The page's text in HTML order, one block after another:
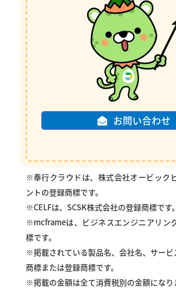
お問い合わせ
※奉行クラウドは、株式会社オービック
ントの登録商標です。
※CELFは、SCSK株式会社の登録商標です。
※mcframeは、ビジネスエンジニアリン
標です。
※掲載されている製品名、会社名、サービ
商標または登録商標です。
※掲載の金額は全て消費税別の金額になり